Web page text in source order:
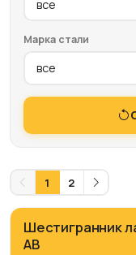
Марка стали
1 2
Шестигранник
АВ